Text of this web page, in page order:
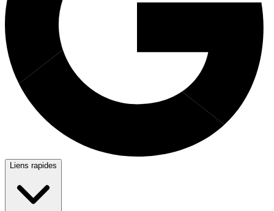
Liens rapides